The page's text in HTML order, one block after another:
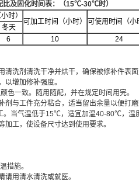
比及固化时间表：（15℃-30℃时）
时）
可加工时间（小时） 可使用时间（小
冬天
6 10 24
洗剂清洗干净并烘干，确保被修补件表
增加修补强度。
色一致。随用随配，并在规定时间用完。
与工件充分粘合，适当留出余量以便打磨
当气温低于15℃，适宜加温40-80℃，温
工，使设备尺寸达到使用要求。
措施。
用清水清洗或就医。